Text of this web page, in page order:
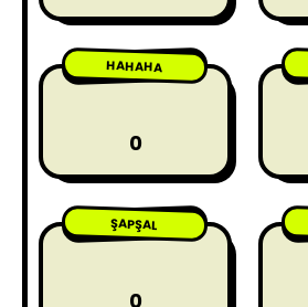
HAHAHA
0
ŞAPŞAL
0